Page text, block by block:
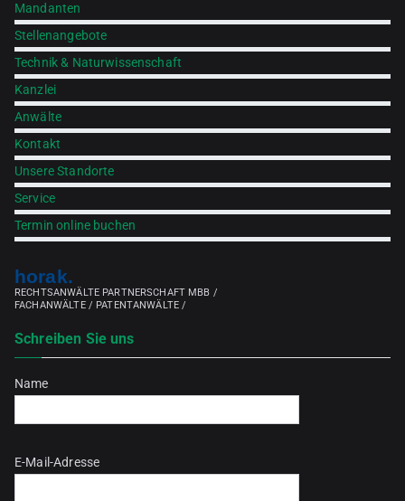
Mandanten
Stellenangebote
Technik & Naturwissenschaft
Kanzlei
Anwälte
Kontakt
Unsere Standorte
Service
Termin online buchen
horak.
RECHTSANWÄLTE PARTNERSCHAFT MBB /
FACHANWÄLTE / PATENTANWÄLTE /
Schreiben Sie uns
Name
E-Mail-Adresse